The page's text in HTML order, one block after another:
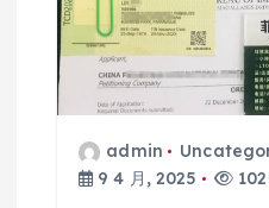
admin
9 4 月, 2025